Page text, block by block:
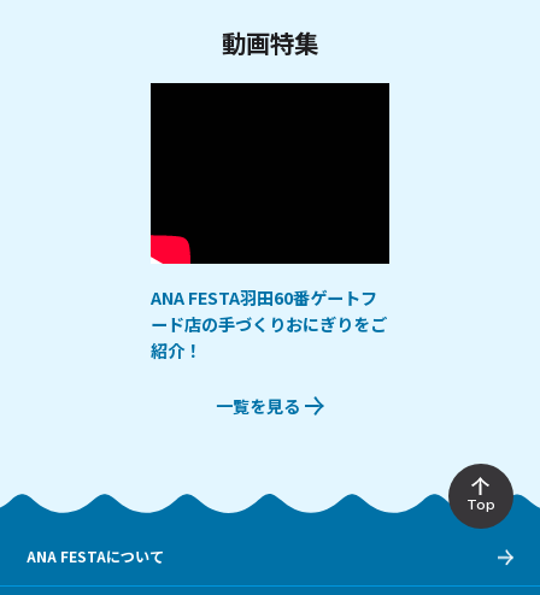
動画特集
ANA FESTA羽田60番ゲートフ
ード店の手づくりおにぎりをご
紹介！
一覧を見る
Top
ANA FESTAについて